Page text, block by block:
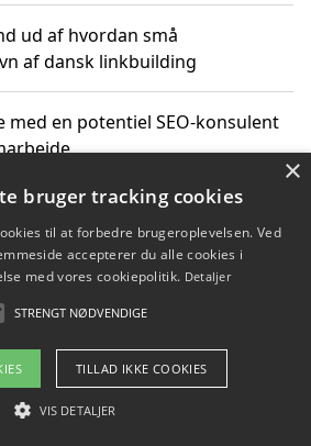
ud af hvordan små
af dansk linkbuilding
med en potentiel SEO-konsulent
WordPress ekspert og vælg den
til at vedligeholde din løsning
Blog Betingelser
×
bruger tracking cookies
til at forbedre brugeroplevelsen. Ved
accepterer du alle cookies i
med vores cookiepolitik. Detaljer
STRENGT NØDVENDIGE
TILLAD IKKE COOKIES
VIS DETALJER